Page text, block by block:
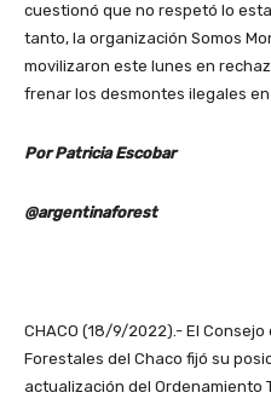
cuestionó que no respetó lo
tanto, la organización Somos
movilizaron este lunes en
frenar los desmontes ilegales
Por Patricia Escobar
@argentinaforest
CHACO (18/9/2022).- El
Forestales del Chaco fijó su
actualización del Ordenamiento